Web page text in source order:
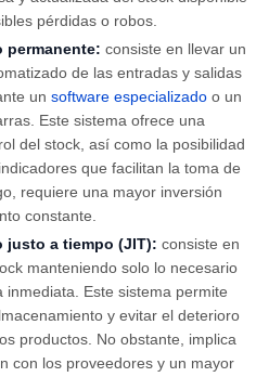
pérdidas o robos.
permanente: consiste en llevar un
de las entradas y salidas
un software especializado o un
Este sistema ofrece una
del stock, así como la posibilidad
que facilitan la toma de
requiere una mayor inversión
constante.
justo a tiempo (JIT): consiste en
manteniendo solo lo necesario
inmediata. Este sistema permite
y evitar el deterioro
productos. No obstante, implica
con los proveedores y un mayor